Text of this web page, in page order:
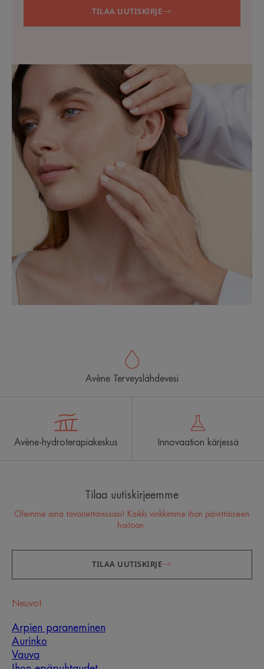
TILAA UUTISKIRJE
Avène Terveyslähdevesi
Avène-hydroterapiakeskus Innovaation kärjessä
Tilaa uutiskirjeemme
Olemme aina tavoitettavissasi! Kaikki vinkkimme ihon päivittäiseen
hoitoon.
TILAA UUTISKIRJE
Neuvot
Arpien paraneminen
Aurinko
Vauva